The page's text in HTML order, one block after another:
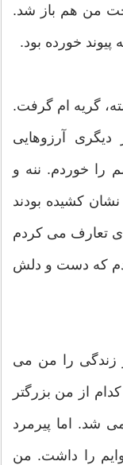
من هم باز شد.
خورده بود.
گریه ام گرفت.
آرزوهایی
را خوردم. ننه و
کشیده بودند
تعارف می کردم
که دست و دلش
زندگی را من می
از من بزرگتر
شد. اما پیرمرد
را داشت. من